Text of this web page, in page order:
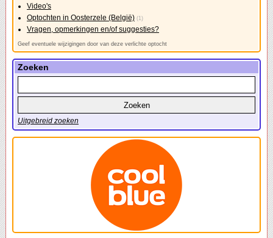
Video's
Optochten in Oosterzele (België) (1)
Vragen, opmerkingen en/of suggesties?
Geef eventuele wijzigingen door van deze verlichte optocht
Zoeken
Uitgebreid zoeken